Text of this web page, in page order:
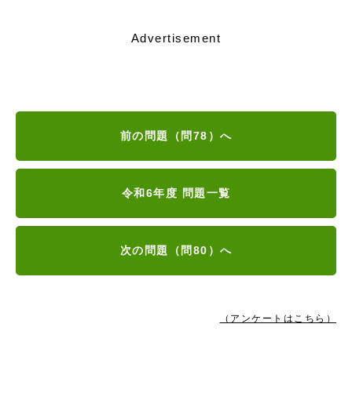
Advertisement
前の問題（問78）へ
令和6年度 問題一覧
次の問題（問80）へ
（アンケートはこちら）